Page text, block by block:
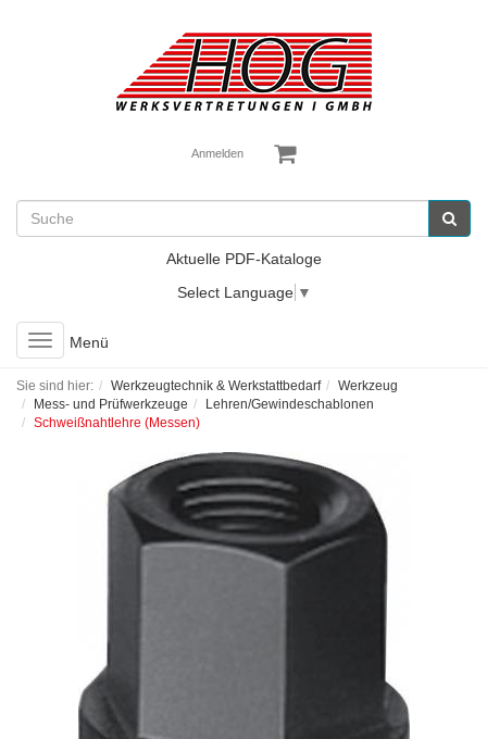
Anmelden
Aktuelle PDF-Kataloge
Select Language ▼
Toggle
navigation
Menü
Sie sind hier: Werkzeugtechnik & Werkstattbedarf
Werkzeug
Mess- und Prüfwerkzeuge
Lehren/Gewindeschablonen
Schweißnahtlehre (Messen)